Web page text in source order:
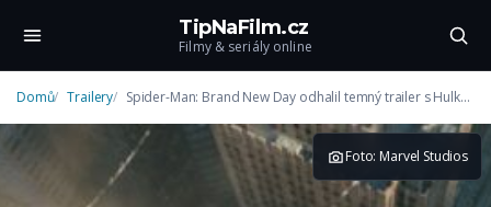
TipNaFilm.cz
Filmy & seriály online
Domů Trailery Spider-Man: Brand New Day odhalil temný trailer s Hulkem
Foto: Marvel Studios